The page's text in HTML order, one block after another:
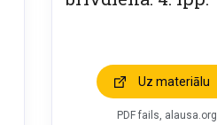
Uz materiālu
PDF fails, alausa.org